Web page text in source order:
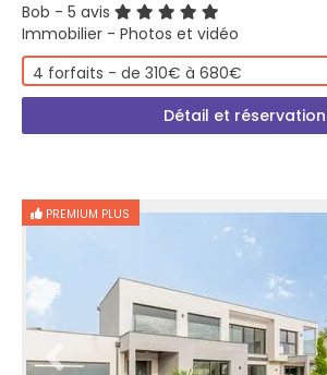
Bob - 5 avis
Immobilier - Photos et vidéo
4 forfaits - de 310€ à 680€
Détail et réservation
PREMIUM PLUS